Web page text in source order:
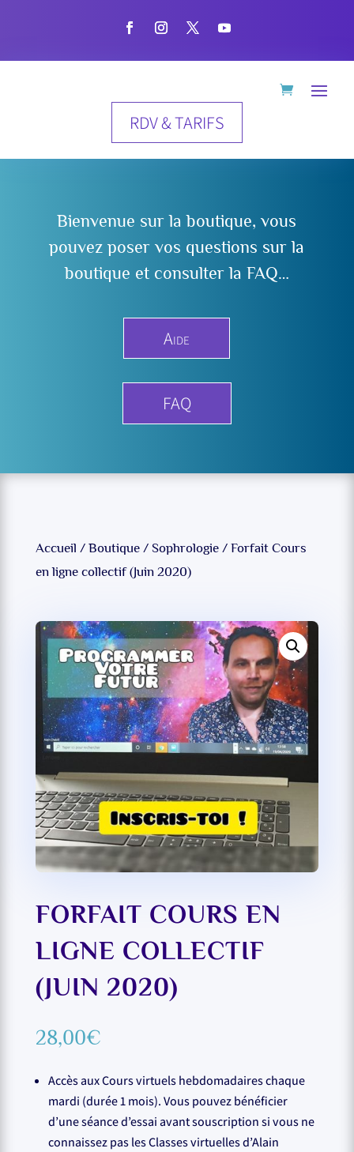
RDV & TARIFS
Bienvenue sur la boutique, vous
pouvez poser vos questions sur la
boutique et consulter la FAQ…
Aide
FAQ
Accueil / Boutique/ Sophrologie/ Forfait Cours
en ligne collectif (Juin 2020)
FORFAIT COURS EN
LIGNE COLLECTIF
(JUIN 2020)
28,00€
Accès aux Cours virtuels hebdomadaires chaque
mardi (durée 1 mois). Vous pouvez bénéficier
d’une séance d’essai avant souscription si vous ne
connaissez pas les Classes virtuelles d’Alain